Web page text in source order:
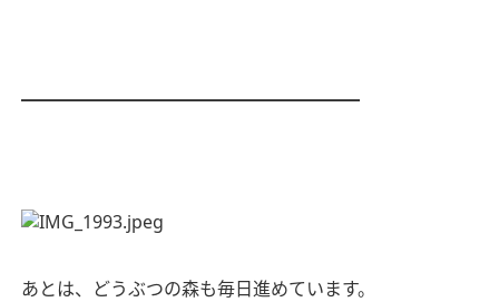
━━━━━━━━━━━━━━━━━━━
あとは、どうぶつの森も毎日進めています。